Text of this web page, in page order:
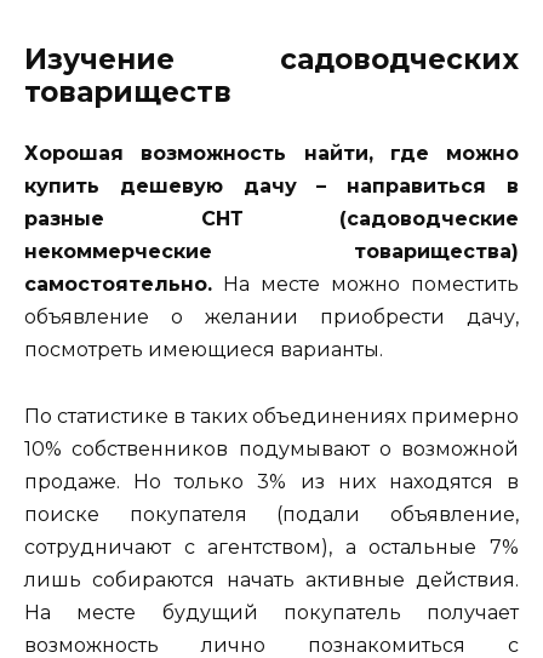
Изучение садоводческих
товариществ
Хорошая возможность найти, где можно
купить дешевую дачу – направиться в
разные СНТ (садоводческие
некоммерческие товарищества)
самостоятельно. На месте можно поместить
объявление о желании приобрести дачу,
посмотреть имеющиеся варианты.
По статистике в таких объединениях примерно
10% собственников подумывают о возможной
продаже. Но только 3% из них находятся в
поиске покупателя (подали объявление,
сотрудничают с агентством), а остальные 7%
лишь собираются начать активные действия.
На месте будущий покупатель получает
возможность лично познакомиться с